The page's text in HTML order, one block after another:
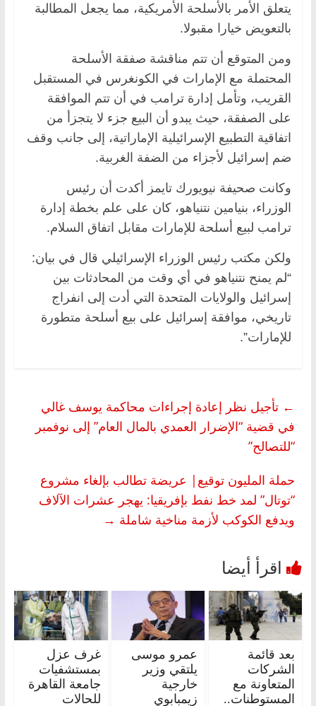
يتعلق الأمر بالأسلحة الأمريكية، مما يجعل المطالبة
بالتعويض خيارا مقبولا.
ومن المتوقع أن تتم مناقشة صفقة الأسلحة
المحتملة مع الإمارات في الكونغرس في المستقبل
القريب، وتأمل إدارة ترامب في أن تتم الموافقة
على الصفقة، حيث يبدو أن البيع جزء لا يتجزأ من
اتفاقية التطبيع الإسرائيلية الإماراتية، إلى جانب وقف
ضم إسرائيل لأجزاء من الضفة الغربية.
وكانت صحيفة نيويورك تايمز أكدت أن رئيس
الوزراء، بنيامين نتنياهو، كان على علم بخطة إدارة
ترامب لبيع أسلحة للإمارات مقابل اتفاق السلام.
ولكن مكتب رئيس الوزراء الإسرائيلي قال في بيان:
“لم يمنح نتنياهو في أي وقت من المحادثات بين
إسرائيل والولايات المتحدة التي أدت إلى انفراج
تاريخي، موافقة إسرائيل على بيع أسلحة متطورة
للإمارات”.
← تأجيل نظر إعادة إجراءات محاكمة يوسف غالي
في قضية “الإضرار العمدي بالمال العام” إلى نوفمبر
“للتصالح”
حملة المليون توقيع| عريضة تطالب بإلغاء مشروع
“توتال” لمد خط نفط بإفريقيا: يهجر عشرات الآلاف
ويدفع الكوكب لأزمة مناخية شاملة →
بعد قائمة
الشركات
المتعاونة مع
المستوطنات..
عمرو موسى
يلتقي وزير
خارجية
زيمبابوي
غرف عزل
بمستشفيات
جامعة القاهرة
للحالات